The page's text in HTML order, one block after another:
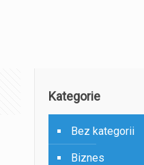
Kategorie
Bez kategorii
Biznes